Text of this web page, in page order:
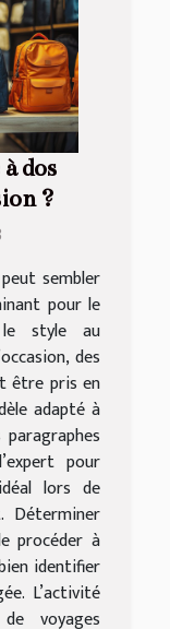
dos
?
sembler
pour le
style au
des
être pris en
adapté à
pour
lors de
Déterminer
procéder à
identifier
L’activité
voyages